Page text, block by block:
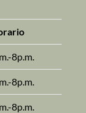
8p.m.
8p.m.
8p.m.